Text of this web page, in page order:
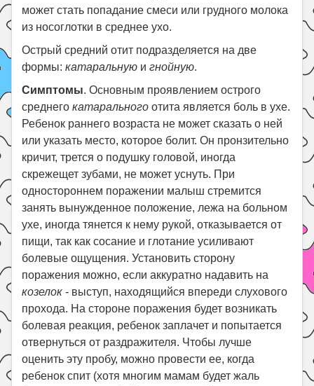
может стать попадание смеси или грудного молока
из носоглотки в среднее ухо.
Острый средний отит подразделяется на две
формы:катаральную игнойную.
Симптомы. Основным проявлением острого
среднегокатарального отита является боль в ухе.
Ребенок раннего возраста не может сказать о ней
или указать место, которое болит. Он пронзительно
кричит, трется о подушку головой, иногда
скрежещет зубами, не может уснуть. При
одностороннем поражении малыш стремится
занять вынужденное положение, лежа на больном
ухе, иногда тянется к нему рукой, отказывается от
пищи, так как сосание и глотание усиливают
болевые ощущения. Установить сторону
поражения можно, если аккуратно надавить на
козелок - выступ, находящийся впереди слухового
прохода. На стороне поражения будет возникать
болевая реакция, ребенок заплачет и попытается
отвернуться от раздражителя. Чтобы лучше
оценить эту пробу, можно провести ее, когда
ребенок спит (хотя многим мамам будет жаль